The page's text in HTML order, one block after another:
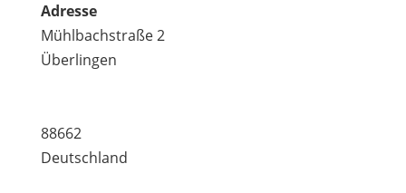
Adresse
Mühlbachstraße 2
Überlingen
88662
Deutschland